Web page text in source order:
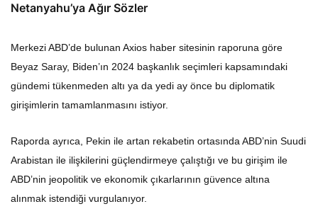
Netanyahu’ya Ağır Sözler
Merkezi ABD’de bulunan Axios haber sitesinin raporuna göre
Beyaz Saray, Biden’ın 2024 başkanlık seçimleri kapsamındaki
gündemi tükenmeden altı ya da yedi ay önce bu diplomatik
girişimlerin tamamlanmasını istiyor.
Raporda ayrıca, Pekin ile artan rekabetin ortasında ABD’nin Suudi
Arabistan ile ilişkilerini güçlendirmeye çalıştığı ve bu girişim ile
ABD’nin jeopolitik ve ekonomik çıkarlarının güvence altına
alınmak istendiği vurgulanıyor.